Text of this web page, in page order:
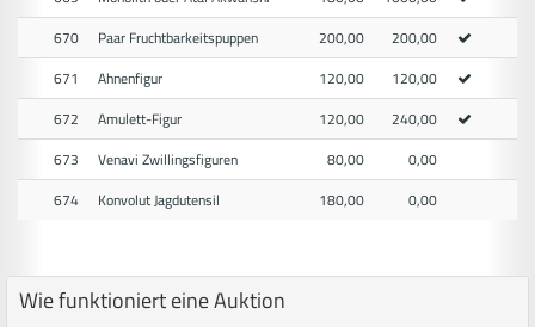
670
Paar Fruchtbarkeitspuppen 200,00
200,00
671
Ahnenfigur 120,00
120,00
672
Amulett-Figur 120,00
240,00
673
Venavi Zwillingsfiguren 80,00
0,00
674
Konvolut Jagdutensil 180,00 0,00
Wie funktioniert eine Auktion